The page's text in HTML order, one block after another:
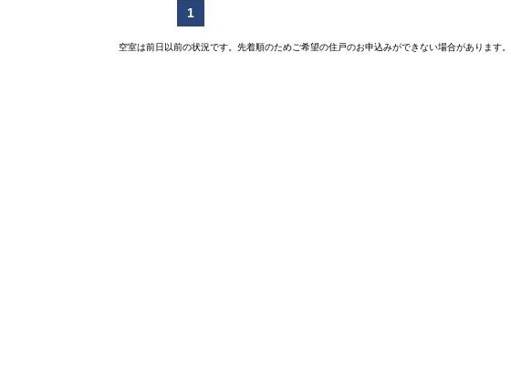
1
空室は前日以前の状況です。先着順のためご希望の住戸のお申込みができない場合があります。